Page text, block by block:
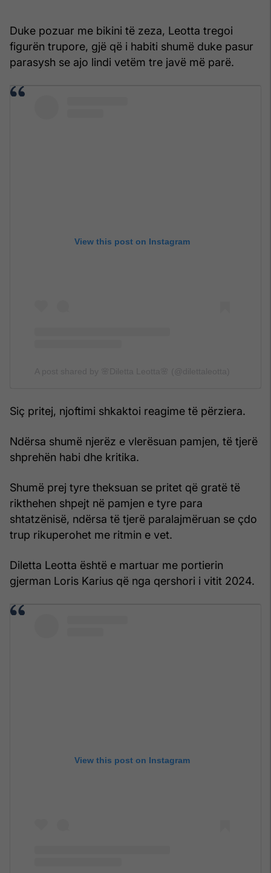
Duke pozuar me bikini të zeza, Leotta tregoi
figurën trupore, gjë që i habiti shumë duke pasur
parasysh se ajo lindi vetëm tre javë më parë.
View this post on Instagram
Siç pritej, njoftimi shkaktoi reagime të përziera.
Ndërsa shumë njerëz e vlerësuan pamjen, të tjerë
shprehën habi dhe kritika.
Shumë prej tyre theksuan se pritet që gratë të
rikthehen shpejt në pamjen e tyre para
shtatzënisë, ndërsa të tjerë paralajmëruan se çdo
trup rikuperohet me ritmin e vet.
Diletta Leotta është e martuar me portierin
gjerman Loris Karius që nga qershori i vitit 2024.
View this post on Instagram